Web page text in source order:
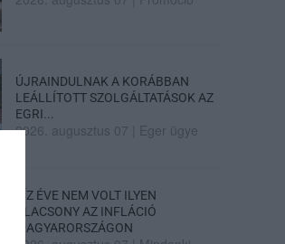
ÚJRAINDULNAK A KORÁBBAN
LEÁLLÍTOTT SZOLGÁLTATÁSOK AZ
EGRI...
2026. augusztus 07 Eger ügye
TÍZ ÉVE NEM VOLT ILYEN
ALACSONY AZ INFLÁCIÓ
MAGYARORSZÁGON